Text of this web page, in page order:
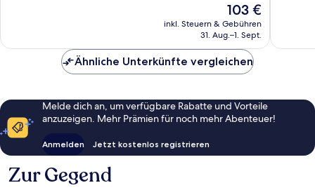
Der
Preis
beträgt
103 €
inkl. Steuern & Gebühren
31. Aug.–1. Sept.
Ähnliche Unterkünfte vergleichen
Melde dich an, um verfügbare Rabatte und Vorteile
anzuzeigen. Mehr Prämien für noch mehr Abenteuer!
Anmelden Jetzt kostenlos registrieren
Zur Gegend